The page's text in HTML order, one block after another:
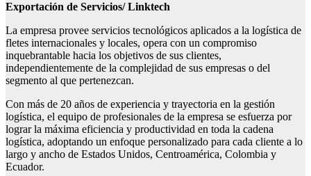
Exportación de Servicios/ Linktech
La empresa provee servicios tecnológicos aplicados a la logística de
fletes internacionales y locales, opera con un compromiso
inquebrantable hacia los objetivos de sus clientes,
independientemente de la complejidad de sus empresas o del
segmento al que pertenezcan.
Con más de 20 años de experiencia y trayectoria en la gestión
logística, el equipo de profesionales de la empresa se esfuerza por
lograr la máxima eficiencia y productividad en toda la cadena
logística, adoptando un enfoque personalizado para cada cliente a lo
largo y ancho de Estados Unidos, Centroamérica, Colombia y
Ecuador.